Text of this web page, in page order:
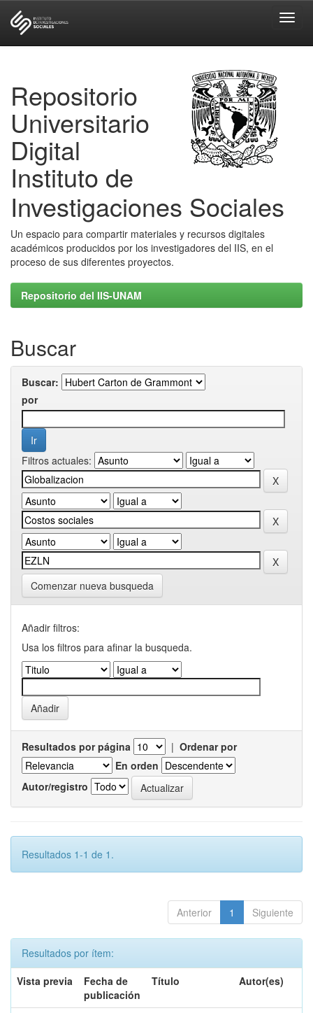
Repositorio
Universitario
Digital
Instituto de
Investigaciones Sociales
Un espacio para compartir materiales y recursos digitales
académicos producidos por los investigadores del IIS, en el
proceso de sus diferentes proyectos.
Repositorio del IIS-UNAM
Buscar
Buscar:
por
Filtros actuales:
Comenzar nueva busqueda
Añadir filtros:
Usa los filtros para afinar la busqueda.
Resultados por página | Ordenar por
En orden
Autor/registro
Resultados 1-1 de 1.
Anterior 1 Siguiente
Resultados por ítem:
Vista previa
Fecha de
publicación
Título Autor(es)